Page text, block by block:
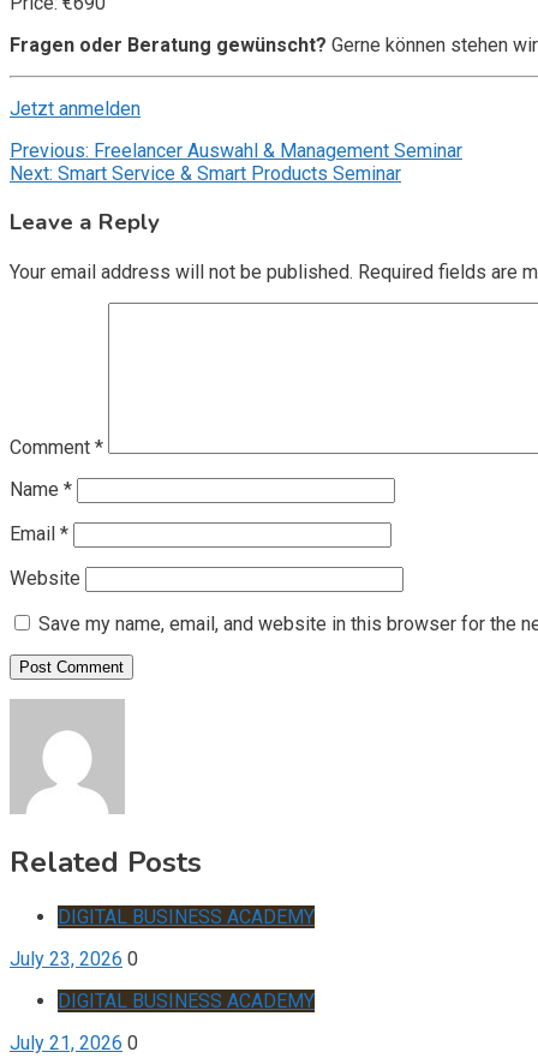
Fragen oder Beratung gewünscht? Gerne können stehen
Jetzt anmelden
Post
navigation
Previous: Freelancer Auswahl & Management Seminar
Next: Smart Service & Smart Products Seminar
Leave a Reply
Your email address will not be published. Required fields are
Comment *
Name *
Email *
Website
Save my name, email, and website in this browser for the
Related Posts
DIGITAL BUSINESS ACADEMY
July 23, 2026 0
DIGITAL BUSINESS ACADEMY
July 21, 2026 0